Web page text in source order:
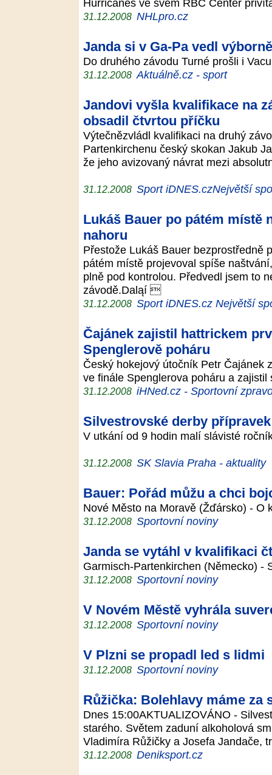
Hurricanes ve svém RBC Center
31.12.2008 NHLpro.cz
Janda si v Ga-Pa vedl
Do druhého závodu Turné prošli i
31.12.2008 Aktuálně.cz - sport
Jandovi vyšla kvalifikace na
obsadil čtvrtou příčku
Výtečnězvládl kvalifikaci na druhý
Partenkirchenu český skokan Jakub
že jeho avizovaný návrat mezi
31.12.2008 Sport iDNES.czNejvětší
Lukáš Bauer po pátém místě
nahoru
Přestože Lukáš Bauer bezprostředně
pátém místě projevoval spíše
plně pod kontrolou. Předvedl jsem to
závodě.Daląí 
31.12.2008 Sport iDNES.cz Největší
Čajánek zajistil hattrickem
Spenglerově poháru
Český hokejový útočník Petr Čajánek
ve finále Spenglerova poháru a
31.12.2008 iHNed.cz - Sportovní
Silvestrovské derby
V utkání od 9 hodin malí slávisté
31.12.2008 SK Slavia Praha - aktuality
Bauer: Pořád můžu a chci
Nové Město na Moravě (Žďársko) -
31.12.2008 Sportovní noviny
Janda se vytáhl v kvalifikaci
Garmisch-Partenkirchen (Německo)
31.12.2008 Sportovní noviny
V Novém Městě vyhrála
31.12.2008 Sportovní noviny
V Plzni se propadl led s lidmi
31.12.2008 Sportovní noviny
Růžička: Bolehlavy máme za
Dnes 15:00AKTUALIZOVÁNO -
starého. Světem zaduní alkoholová
Vladimíra Růžičky a Josefa Jandače,
31.12.2008 Deniksport.cz